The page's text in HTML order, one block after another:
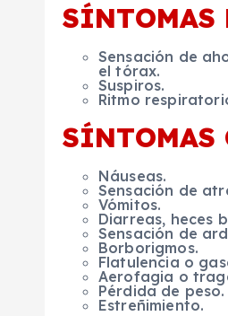
SÍNTOMAS
Sensación de
el tórax.
Suspiros.
Ritmo
SÍNTOMAS
Náuseas.
Sensación de
Vómitos.
Diarreas, heces
Sensación de
Borborigmos.
Flatulencia o
Aerofagia o
Pérdida de peso.
Estreñimiento.